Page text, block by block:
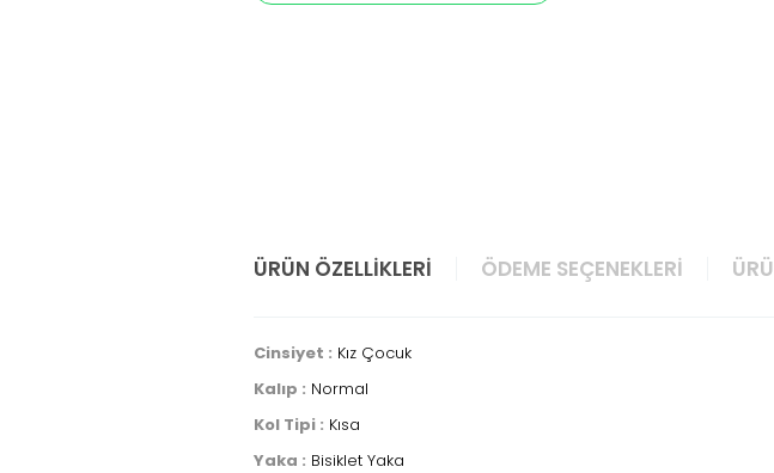
ÜRÜN ÖZELLIKLERI ÖDEME SEÇENEKLERI
Cinsiyet : Kız Çocuk
Kalıp : Normal
Kol Tipi : Kısa
Yaka : Bisiklet Yaka